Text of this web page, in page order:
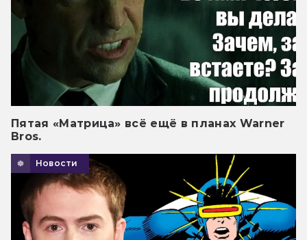
Пятая «Матрица» всё ещё в планах Warner
Bros.
Новости